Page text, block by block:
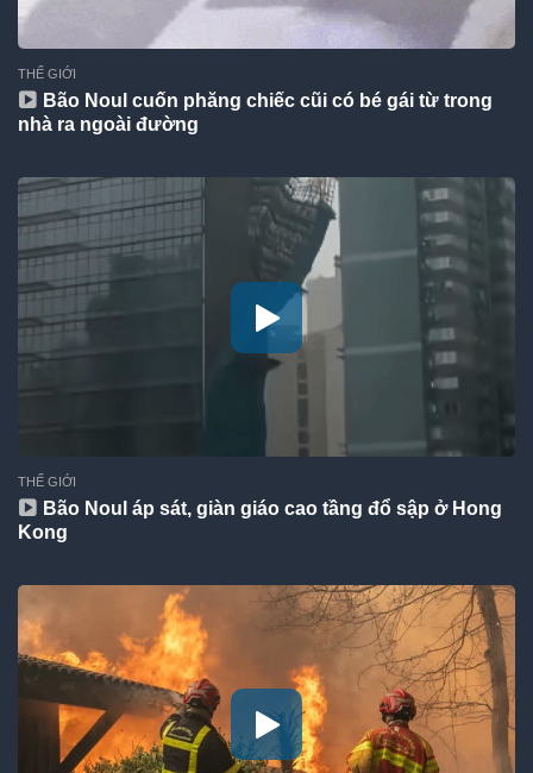
THẾ GIỚI
Bão Noul cuốn phăng chiếc cũi có bé gái từ trong
nhà ra ngoài đường
THẾ GIỚI
Bão Noul áp sát, giàn giáo cao tầng đổ sập ở Hong
Kong